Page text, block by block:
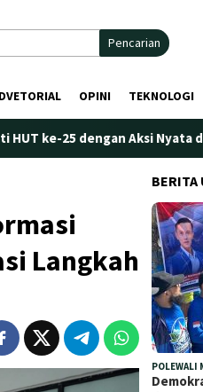
Pencarian
OPINI TEKNOLOGI
Aksi Nyata di Pantai
Langkah
BERITA
POLEWALI